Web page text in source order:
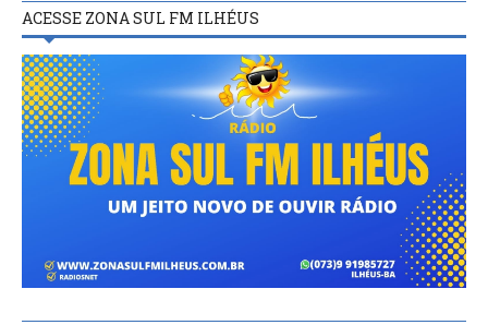
ACESSE ZONA SUL FM ILHÉUS